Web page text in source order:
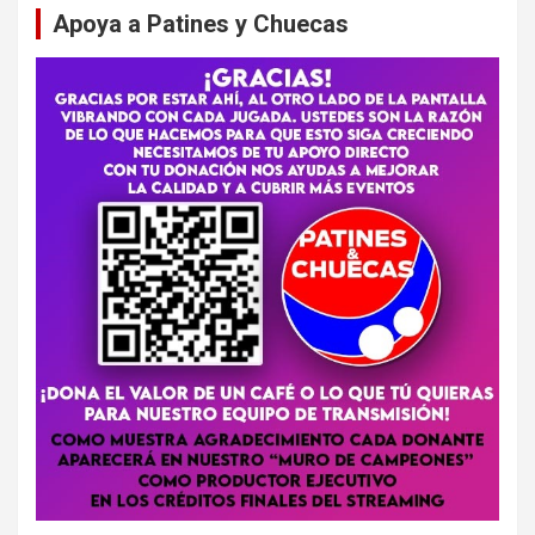
Apoya a Patines y Chuecas